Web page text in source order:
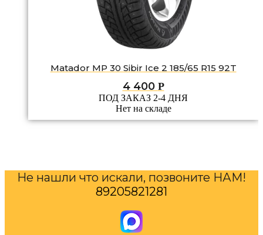
Matador MP 30 Sibir Ice 2 185/65 R15 92T
4 400 Р
ПОД ЗАКАЗ 2-4 ДНЯ
Нет на складе
Не нашли что искали, позвоните НАМ!
89205821281